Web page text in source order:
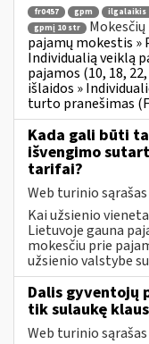
fr0457 gpm
gpmį 10 str
pajamų mokestis »
Individualią veiklą
pajamos (10, 18,
išlaidos »
turto pranešimas
Kada gali būti
išvengimo
tarifai?
Web turinio sąrašas
Kai užsienio
Lietuvoje gauna
mokesčiu prie
užsienio valstybe
Dalis gyventojų
tik sulaukę
Web turinio sąrašas